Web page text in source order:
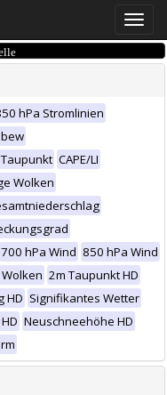
Toggle
hPa Stromlinien
CAPE/LI
Wolken
700 hPa Wind 850 hPa Wind
2m Taupunkt HD
HD Signifikantes Wetter
Neuschneehöhe HD